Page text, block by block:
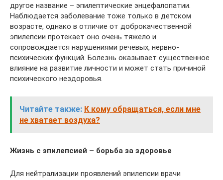
другое название – эпилептические энцефалопатии.
Наблюдается заболевание тоже только в детском
возрасте, однако в отличие от доброкачественной
эпилепсии протекает оно очень тяжело и
сопровождается нарушениями речевых, нервно-
психических функций. Болезнь оказывает существенное
влияние на развитие личности и может стать причиной
психического нездоровья.
Читайте также: К кому обращаться, если мне
не хватает воздуха?
Жизнь с эпилепсией – борьба за здоровье
Для нейтрализации проявлений эпилепсии врачи